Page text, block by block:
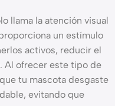
llama la atención visual
un estímulo
activos, reducir el
Al ofrecer este tipo de
tu mascota desgaste
evitando que